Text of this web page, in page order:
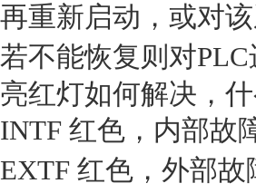
再重新启动，或对
若不能恢复则对
亮红灯如何解决，什
INTF 红色，内部故
EXTF 红色，外部